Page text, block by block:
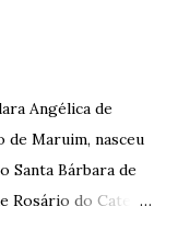
Angélica de
de Maruim, nasceu
Santa Bárbara de
Rosário do Catete.